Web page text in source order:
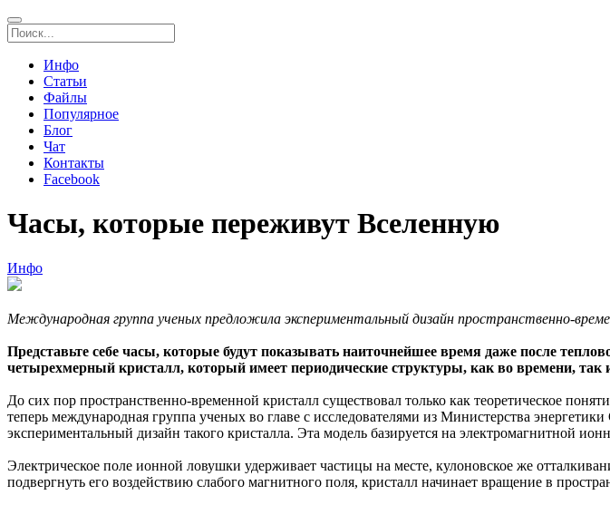
Инфо
Статьи
Файлы
Популярное
Блог
Чат
Контакты
Facebook
Часы, которые переживут Вселенную
Инфо
Международная группа ученых предложила экспериментальный дизайн пространственно-
Представьте себе часы, которые будут показывать наиточнейшее время даже после
четырехмерный кристалл, который имеет периодические структуры, как во времени, так
До сих пор пространственно-временной кристалл существовал только как теоретическое
теперь международная группа ученых во главе с исследователями из Министерства
экспериментальный дизайн такого кристалла. Эта модель базируется на электромагнитной
Электрическое поле ионной ловушки удерживает частицы на месте, кулоновское же
подвергнуть его воздействию слабого магнитного поля, кристалл начинает вращение в